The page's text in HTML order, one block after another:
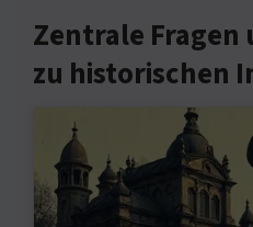
Zentrale
zu historischen